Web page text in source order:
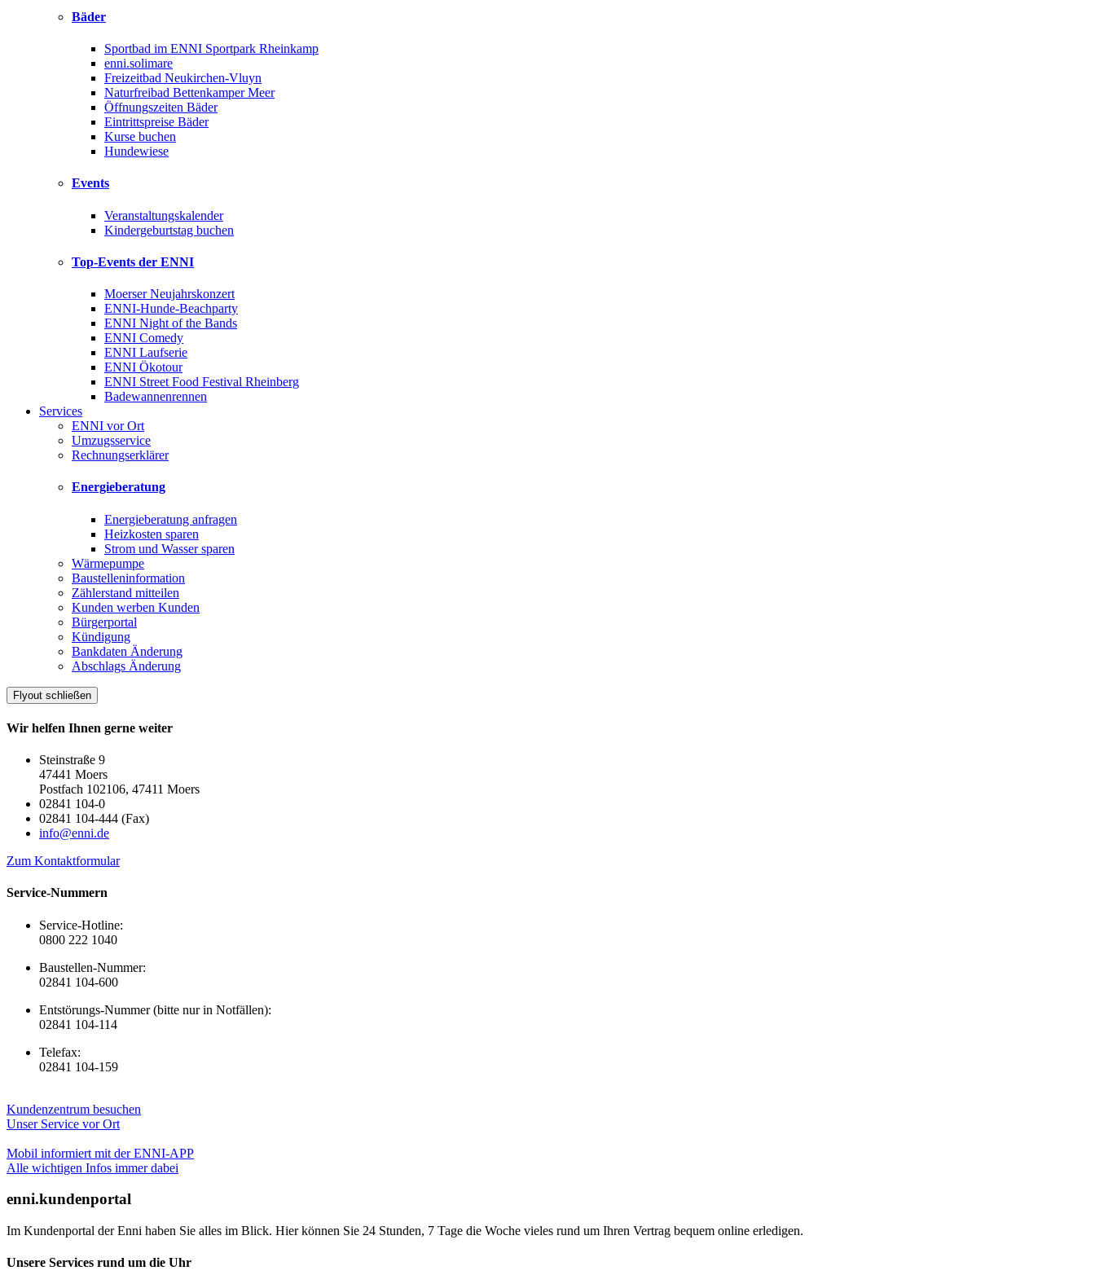
Bäder
Sportbad im ENNI Sportpark Rheinkamp
enni.solimare
Freizeitbad Neukirchen-Vluyn
Naturfreibad Bettenkamper Meer
Öffnungszeiten Bäder
Eintrittspreise Bäder
Kurse buchen
Hundewiese
Events
Veranstaltungskalender
Kindergeburtstag buchen
Top-Events der ENNI
Moerser Neujahrskonzert
ENNI-Hunde-Beachparty
ENNI Night of the Bands
ENNI Comedy
ENNI Laufserie
ENNI Ökotour
ENNI Street Food Festival Rheinberg
Badewannenrennen
Services
ENNI vor Ort
Umzugsservice
Rechnungserklärer
Energieberatung
Energieberatung anfragen
Heizkosten sparen
Strom und Wasser sparen
Wärmepumpe
Baustelleninformation
Zählerstand mitteilen
Kunden werben Kunden
Bürgerportal
Kündigung
Bankdaten Änderung
Abschlags Änderung
Flyout schließen
Wir helfen Ihnen gerne weiter
Steinstraße 9
47441 Moers
Postfach 102106, 47411 Moers
02841 104-0
02841 104-444 (Fax)
info@enni.de
Zum Kontaktformular
Service-Nummern
Service-Hotline:
0800 222 1040
Baustellen-Nummer:
02841 104-600
Entstörungs-Nummer (bitte nur in Notfällen):
02841 104-114
Telefax:
02841 104-159
Kundenzentrum besuchen
Unser Service vor Ort
Mobil informiert mit der ENNI-APP
Alle wichtigen Infos immer dabei
enni.kundenportal
Im Kundenportal der Enni haben Sie alles im Blick. Hier können Sie 24 Stunden, 7 Tage die Woche vieles rund um Ihren Vertrag bequem online erledigen.
Unsere Services rund um die Uhr